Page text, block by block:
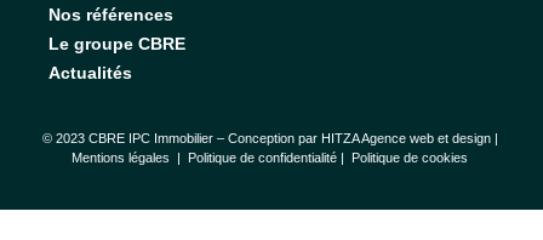
Nos références
Le groupe CBRE
Actualités
© 2023 CBRE IPC Immobilier – Conception par HITZA Agence web et design|
Mentions légales
Politique de confidentialité | Politique de cookies